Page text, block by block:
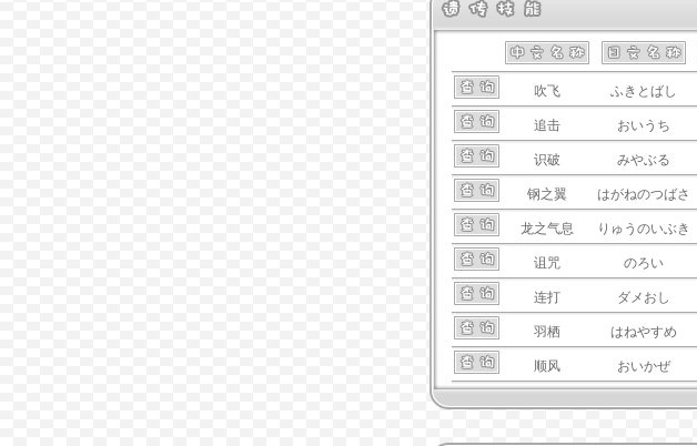
吹飞 ふきとばし
追击 おいうち
识破 みやぶる
钢之翼 はがねのつばさ
龙之气息 りゅうのいぶき
诅咒 のろい
连打 ダメおし
羽栖 はねやすめ
顺风 おいかぜ